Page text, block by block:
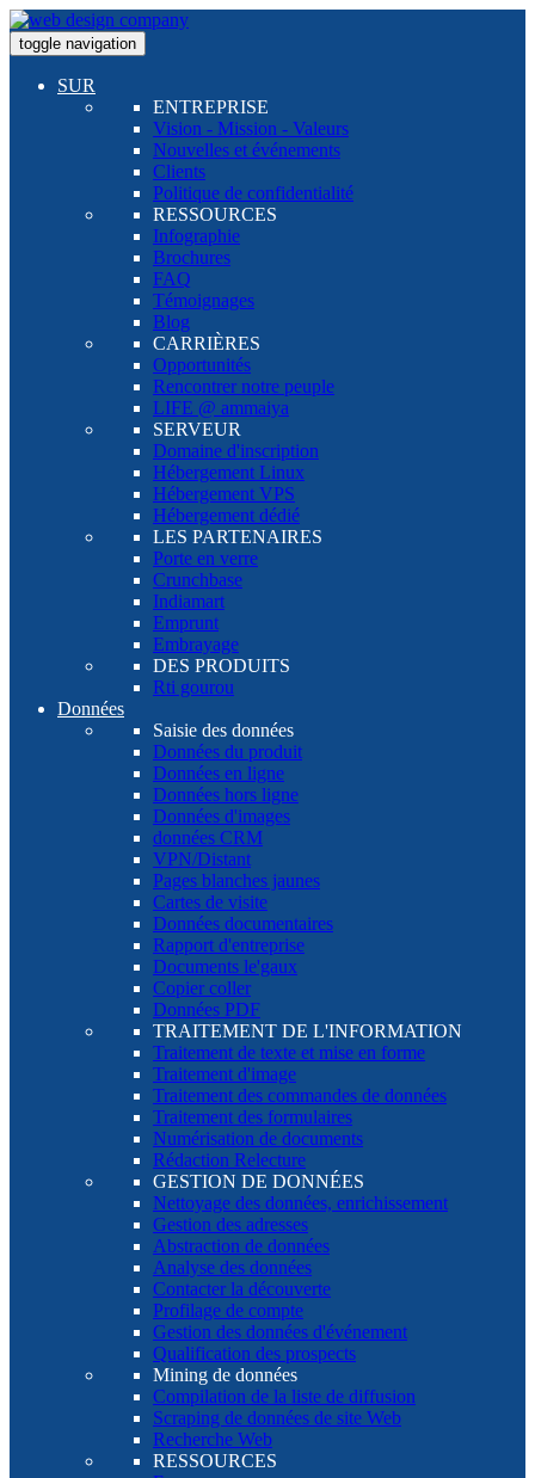
toggle navigation
SUR
ENTREPRISE
Vision - Mission - Valeurs
Nouvelles et événements
Clients
Politique de confidentialité
RESSOURCES
Infographie
Brochures
FAQ
Témoignages
Blog
CARRIÈRES
Opportunités
Rencontrer notre peuple
LIFE @ ammaiya
SERVEUR
Domaine d'inscription
Hébergement Linux
Hébergement VPS
Hébergement dédié
LES PARTENAIRES
Porte en verre
Crunchbase
Indiamart
Emprunt
Embrayage
DES PRODUITS
Rti gourou
Données
Saisie des données
Données du produit
Données en ligne
Données hors ligne
Données d'images
données CRM
VPN/Distant
Pages blanches jaunes
Cartes de visite
Données documentaires
Rapport d'entreprise
Documents le'gaux
Copier coller
Données PDF
TRAITEMENT DE L'INFORMATION
Traitement de texte et mise en forme
Traitement d'image
Traitement des commandes de données
Traitement des formulaires
Numérisation de documents
Rédaction Relecture
GESTION DE DONNÉES
Nettoyage des données, enrichissement
Gestion des adresses
Abstraction de données
Analyse des données
Contacter la découverte
Profilage de compte
Gestion des données d'événement
Qualification des prospects
Mining de données
Compilation de la liste de diffusion
Scraping de données de site Web
Recherche Web
RESSOURCES